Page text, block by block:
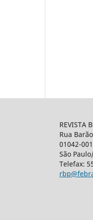
REVISTA
Rua
01042-
São
Telefax: